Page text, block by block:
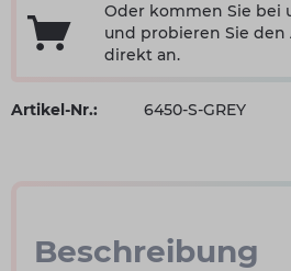
Oder kommen Sie bei
und probieren Sie
direkt an.
Artikel-Nr.: 6450-S-GREY
Beschreibung